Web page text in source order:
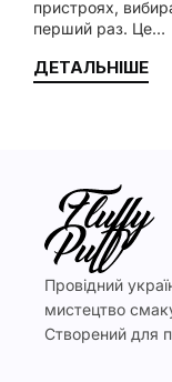
пристроях,
перший раз. Це…
ДЕТАЛЬНІШЕ
Провідний
мистецтво
Створений для